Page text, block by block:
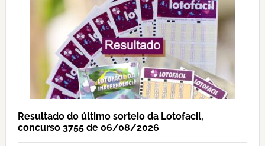
Resultado do último sorteio da Lotofacil,
concurso 3755 de 06/08/2026